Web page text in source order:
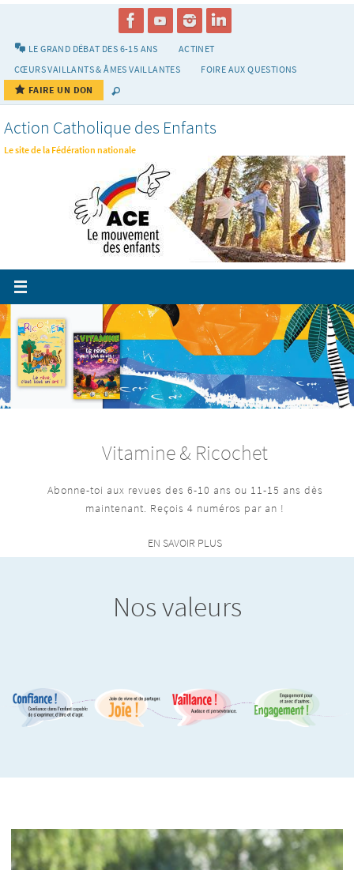
LE GRAND DÉBAT DES 6-15 ANS
ACTINET
CŒURS VAILLANTS & ÂMES VAILLANTES
FOIRE AUX QUESTIONS
FAIRE UN DON
Action Catholique des Enfants
Le site de la Fédération nationale
Vitamine & Ricochet
Abonne-toi aux revues des 6-10 ans ou 11-15 ans dès
maintenant. Reçois 4 numéros par an !
EN SAVOIR PLUS
Nos valeurs